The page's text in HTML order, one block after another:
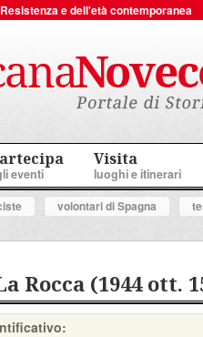
e dell'età contemporanea
eventi
Visita
luoghi e itinerari
volontari di Spagna
Rocca (1944 ott.